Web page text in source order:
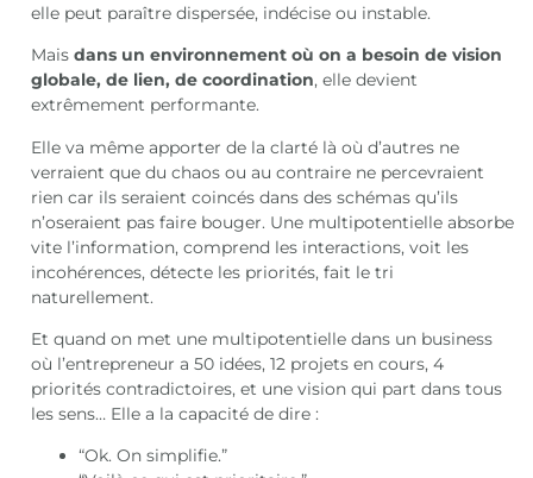
elle peut paraître dispersée, indécise ou instable.
Maisdans un environnement où on a besoin de vision
globale, de lien, de coordination, elle devient
extrêmement performante.
Elle va même apporter de la clarté là où d’autres ne
verraient que du chaos ou au contraire ne percevraient
rien car ils seraient coincés dans des schémas qu’ils
n’oseraient pas faire bouger. Une multipotentielle absorbe
vite l’information, comprend les interactions, voit les
incohérences, détecte les priorités, fait le tri
naturellement.
Et quand on met une multipotentielle dans un business
où l’entrepreneur a 50 idées, 12 projets en cours, 4
priorités contradictoires, et une vision qui part dans tous
les sens… Elle a la capacité de dire :
“Ok. On simplifie.”